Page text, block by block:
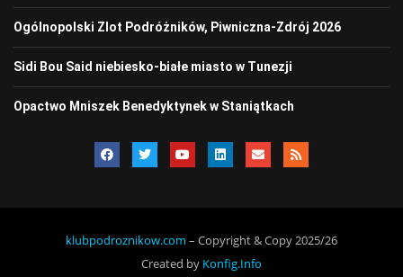
Ogólnopolski Zlot Podróżników, Piwniczna-Zdrój 2026
Sidi Bou Said niebiesko-białe miasto w Tunezji
Opactwo Mniszek Benedyktynek w Staniątkach
klubpodroznikow.com – Copyright & Copy 2025/26
Created by Konfig.Info